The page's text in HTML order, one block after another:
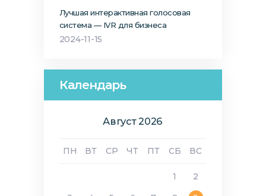
Лучшая интерактивная голосовая
система — IVR для бизнеса
2024-11-15
Календарь
Август 2026
ПН ВТ СР ЧТ ПТ СБ ВС
1
2